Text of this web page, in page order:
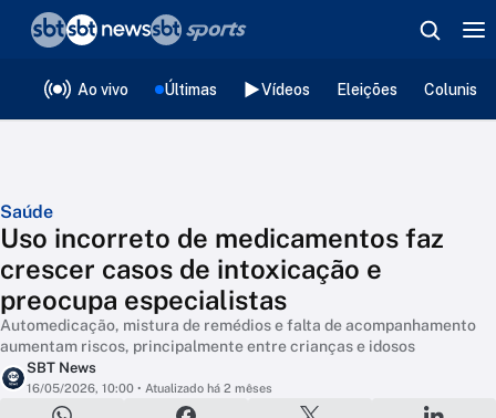
Ao vivo Últimas Vídeos Eleições
Saúde
Uso incorreto de medicamentos faz
crescer casos de intoxicação e
preocupa especialistas
Automedicação, mistura de remédios e falta de acompanhamento
aumentam riscos, principalmente entre crianças e idosos
SBT News
16/05/2026, 10:00 • Atualizado há 2 mêses
❮voltar
Editorias